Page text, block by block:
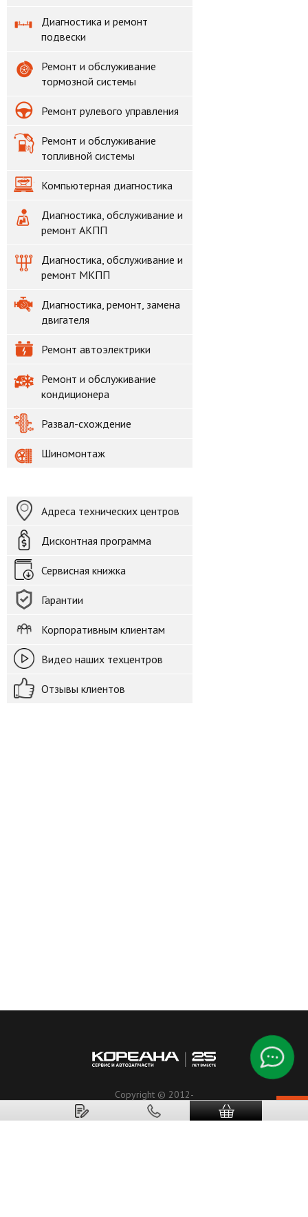
Диагностика и ремонт
подвески
Ремонт и обслуживание
тормозной системы
Ремонт рулевого управления
Ремонт и обслуживание
топливной системы
Компьютерная диагностика
Диагностика, обслуживание и
ремонт АКПП
Диагностика, обслуживание и
ремонт МКПП
Диагностика, ремонт, замена
двигателя
Ремонт автоэлектрики
Ремонт и обслуживание
кондиционера
Развал-схождение
Шиномонтаж
Адреса технических центров
Дисконтная программа
Сервисная книжка
Гарантии
Корпоративным клиентам
Видео наших техцентров
Отзывы клиентов
Copyright © 2012-
2026
Koreanaparts.ru